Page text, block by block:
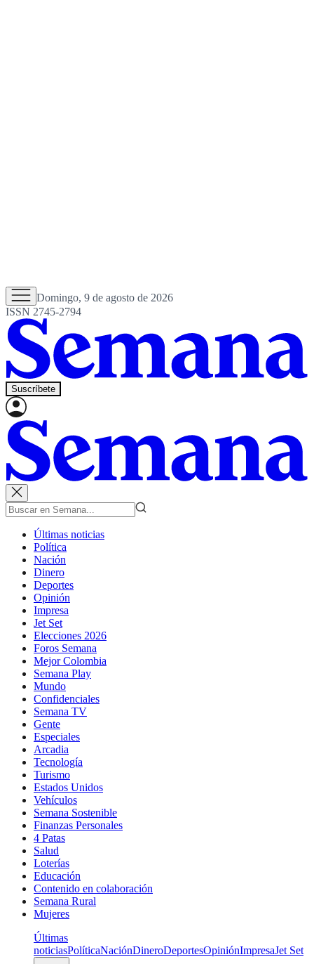
Domingo, 9 de agosto de 2026
ISSN 2745-2794
Suscríbete
Últimas noticias
Política
Nación
Dinero
Deportes
Opinión
Impresa
Jet Set
Elecciones 2026
Foros Semana
Mejor Colombia
Semana Play
Mundo
Confidenciales
Semana TV
Gente
Especiales
Arcadia
Tecnología
Turismo
Estados Unidos
Vehículos
Semana Sostenible
Finanzas Personales
4 Patas
Salud
Loterías
Educación
Contenido en colaboración
Semana Rural
Mujeres
Últimas
noticiasPolíticaNaciónDineroDeportesOpiniónImpresaJet Set